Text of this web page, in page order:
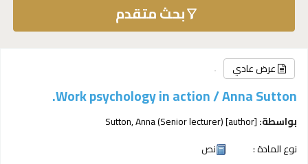
بحث متقدم
عرض عادي
Work psychology in action /Anna Sutton.
بواسطة: Sutton, Anna (Senior lecturer)[author]
نوع المادة :
نص